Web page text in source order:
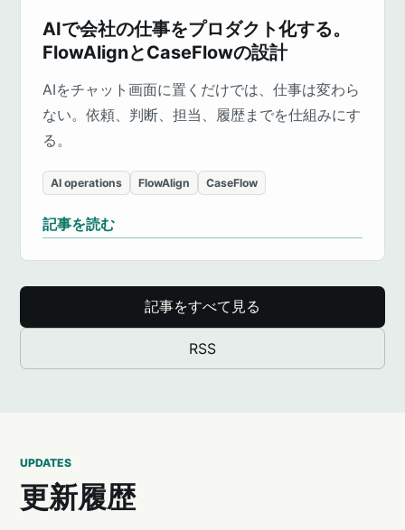
AIで会社の仕事をプロダクト化する。
FlowAlignとCaseFlowの設計
AIをチャット画面に置くだけでは、仕事は変わら
ない。依頼、判断、担当、履歴までを仕組みにす
る。
AI operations FlowAlign CaseFlow
記事を読む
記事をすべて見る
RSS
UPDATES
更新履歴